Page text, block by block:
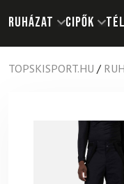
RUHÁZAT Cipők
TOPSKISPORT.HU /